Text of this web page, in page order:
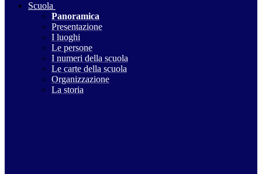
Scuola
Panoramica
Presentazione
I luoghi
Le persone
I numeri della scuola
Le carte della scuola
Organizzazione
La storia